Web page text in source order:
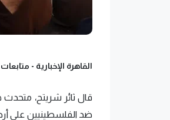
القاهرة الإخبارية - متابعات
قال ثائر شريتح، متحدث
ضد الفلسطينيين على